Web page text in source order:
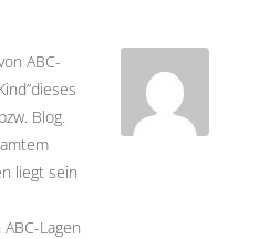
1050 m
Maps:
Artikelbeachten)
ABC-
Blog.
liegt sein
Lagen